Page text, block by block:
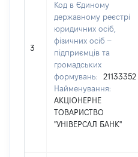
3
Код в Єдиному
державному реєстрі
юридичних осіб,
фізичних осіб –
підприємців та
громадських
формувань:
21133352
Найменування:
АКЦІОНЕРНЕ
ТОВАРИСТВО
"УНІВЕРСАЛ БАНК"